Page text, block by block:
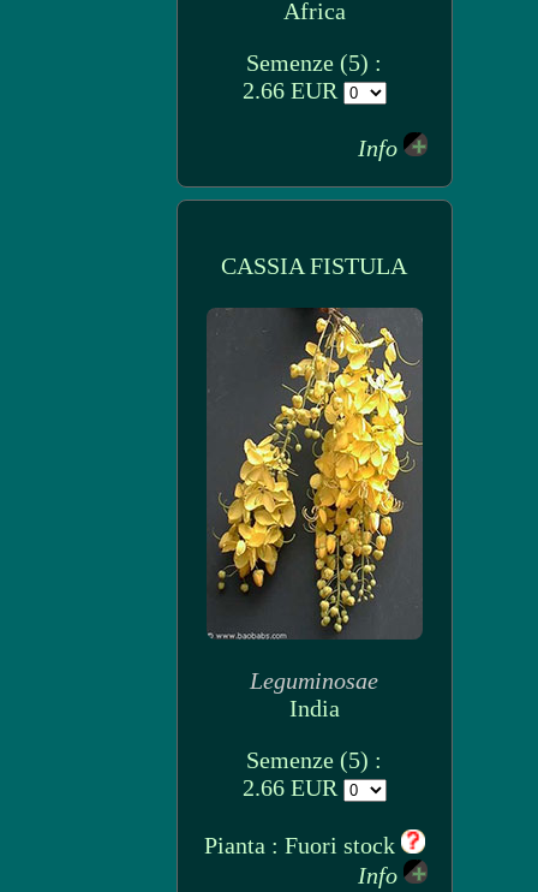
Africa
Semenze (5) :
2.66 EUR
Info
CASSIA FISTULA
Leguminosae
India
Semenze (5) :
2.66 EUR
Pianta : Fuori stock
Info